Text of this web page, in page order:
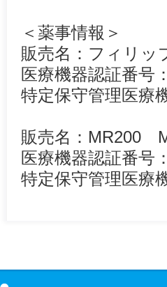
＜薬事情報＞
販売名：フィリッ
医療機器認証番号
特定保守管理医療
販売名：MR200
医療機器認証番号
特定保守管理医療